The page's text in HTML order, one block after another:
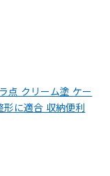
点 クリーム塗 ケー
に適合 収納便利